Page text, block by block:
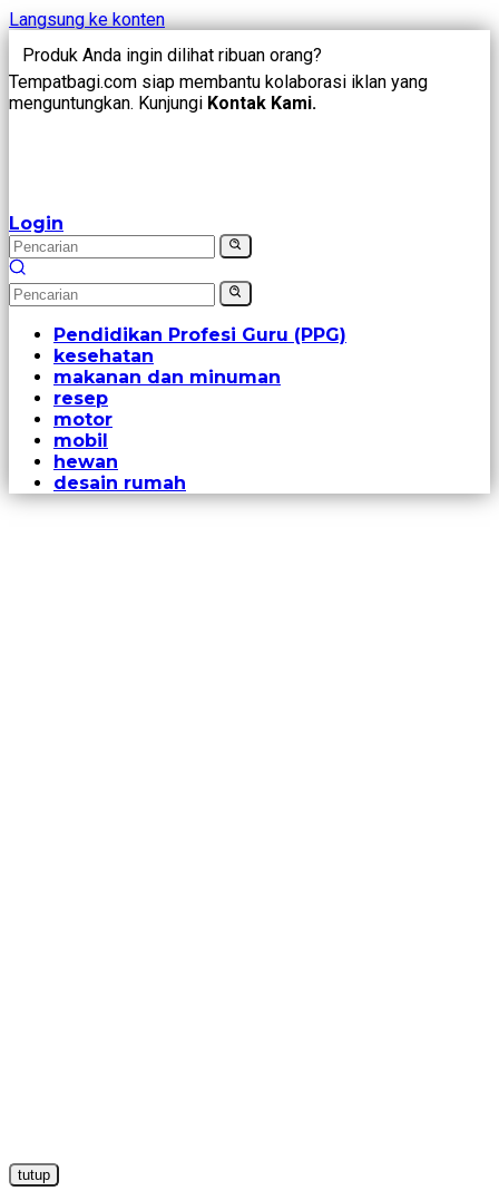
Langsung ke konten
Produk Anda ingin dilihat ribuan orang?
Tempatbagi.com siap membantu kolaborasi iklan yang
menguntungkan. Kunjungi Kontak Kami.
Login
Pendidikan Profesi Guru (PPG)
kesehatan
makanan dan minuman
resep
motor
mobil
hewan
desain rumah
tutup